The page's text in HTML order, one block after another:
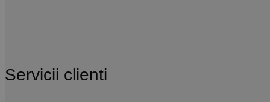
Servicii clienti